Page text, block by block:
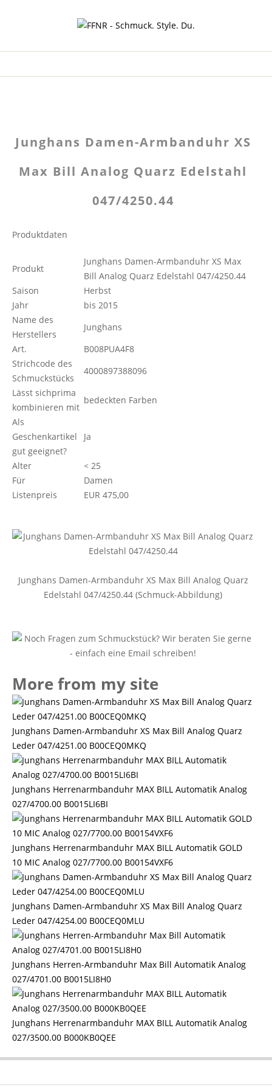
Junghans Damen-Armbanduhr XS
Max Bill Analog Quarz Edelstahl
047/4250.44
Produktdaten
Produkt
Junghans Damen-Armbanduhr XS Max
Bill Analog Quarz Edelstahl 047/4250.44
Saison
Herbst
Jahr
bis 2015
Name des
Herstellers
Junghans
Art.
B008PUA4F8
Strichcode des
Schmuckstücks
4000897388096
Lässt sichprima
kombinieren mit
bedeckten Farben
Als
Geschenkartikel
gut geeignet?
Ja
Alter
< 25
Für
Damen
Listenpreis
EUR 475,00
Junghans Damen-Armbanduhr XS Max Bill Analog Quarz
Edelstahl 047/4250.44 (Schmuck-Abbildung)
More from my site
Junghans Damen-Armbanduhr XS Max Bill Analog Quarz
Leder 047/4251.00 B00CEQ0MKQ
Junghans Herrenarmbanduhr MAX BILL Automatik Analog
027/4700.00 B0015LI6BI
Junghans Herrenarmbanduhr MAX BILL Automatik GOLD
10 MIC Analog 027/7700.00 B00154VXF6
Junghans Damen-Armbanduhr XS Max Bill Analog Quarz
Leder 047/4254.00 B00CEQ0MLU
Junghans Herren-Armbanduhr Max Bill Automatik Analog
027/4701.00 B0015LI8H0
Junghans Herrenarmbanduhr MAX BILL Automatik Analog
027/3500.00 B000KB0QEE